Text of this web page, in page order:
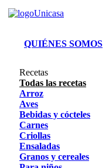
QUIÉNES SOMOS
Recetas
Todas las recetas
Arroz
Aves
Bebidas y cócteles
Carnes
Criollas
Ensaladas
Granos y cereales